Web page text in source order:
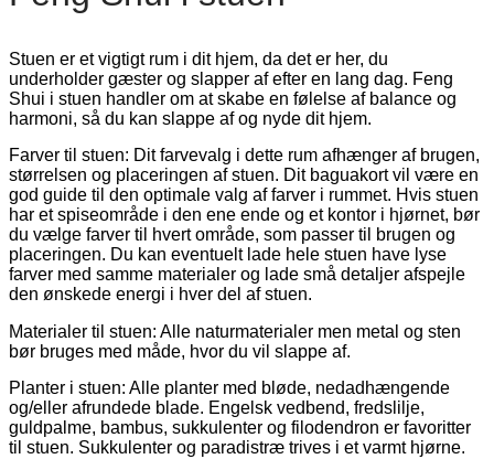
Stuen er et vigtigt rum i dit hjem, da det er her, du
underholder gæster og slapper af efter en lang dag. Feng
Shui i stuen handler om at skabe en følelse af balance og
harmoni, så du kan slappe af og nyde dit hjem.
Farver til stuen: Dit farvevalg i dette rum afhænger af brugen,
størrelsen og placeringen af stuen. Dit baguakort vil være en
god guide til den optimale valg af farver i rummet. Hvis stuen
har et spiseområde i den ene ende og et kontor i hjørnet, bør
du vælge farver til hvert område, som passer til brugen og
placeringen. Du kan eventuelt lade hele stuen have lyse
farver med samme materialer og lade små detaljer afspejle
den ønskede energi i hver del af stuen.
Materialer til stuen: Alle naturmaterialer men metal og sten
bør bruges med måde, hvor du vil slappe af.
Planter i stuen: Alle planter med bløde, nedadhængende
og/eller afrundede blade. Engelsk vedbend, fredslilje,
guldpalme, bambus, sukkulenter og filodendron er favoritter
til stuen. Sukkulenter og paradistræ trives i et varmt hjørne.